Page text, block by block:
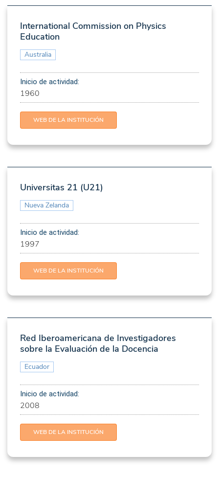
International Commission on Physics
Education
Australia
Inicio de actividad:
1960
WEB DE LA INSTITUCIÓN
Universitas 21 (U21)
Nueva Zelanda
Inicio de actividad:
1997
WEB DE LA INSTITUCIÓN
Red Iberoamericana de Investigadores
sobre la Evaluación de la Docencia
Ecuador
Inicio de actividad:
2008
WEB DE LA INSTITUCIÓN